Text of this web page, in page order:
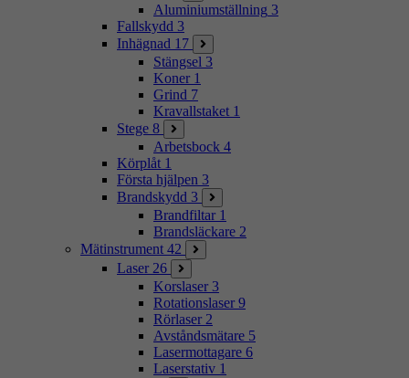
Aluminiumställning 3
Fallskydd 3
Inhägnad 17
Stängsel 3
Koner 1
Grind 7
Kravallstaket 1
Stege 8
Arbetsbock 4
Körplåt 1
Första hjälpen 3
Brandskydd 3
Brandfiltar 1
Brandsläckare 2
Mätinstrument 42
Laser 26
Korslaser 3
Rotationslaser 9
Rörlaser 2
Avståndsmätare 5
Lasermottagare 6
Laserstativ 1